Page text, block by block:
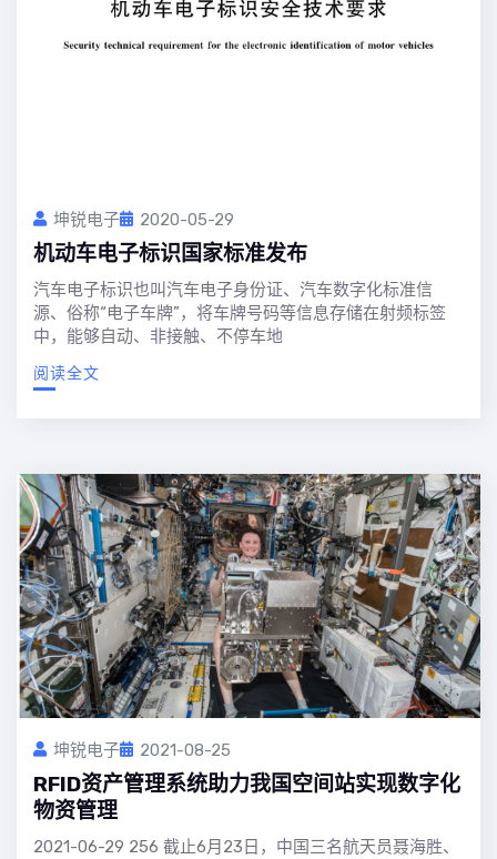
坤锐电子 2020-05-29
机动车电子标识国家标准发布
汽车电子标识也叫汽车电子身份证、汽车数字化标准信
源、俗称“电子车牌”，将车牌号码等信息存储在射频标签
中，能够自动、非接触、不停车地
阅读全文
坤锐电子 2021-08-25
RFID资产管理系统助力我国空间站实现数字化
物资管理
2021-06-29 256 截止6月23日，中国三名航天员聂海胜、